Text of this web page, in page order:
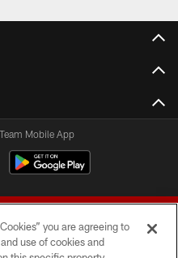
Mobile App
you are agreeing to
use of cookies and